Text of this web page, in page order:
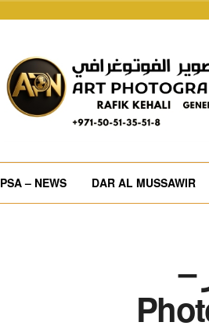
DAR AL MUSSAWIR
PSA – NEWS
–